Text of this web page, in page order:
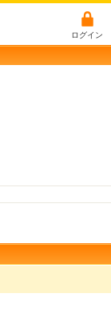
ログイン